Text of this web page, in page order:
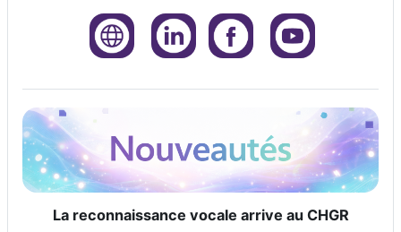
La reconnaissance vocale arrive au CHGR